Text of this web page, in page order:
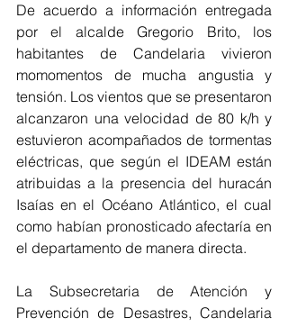
De acuerdo a información entregada
por el alcalde Gregorio Brito, los
habitantes de Candelaria vivieron
momomentos de mucha angustia y
tensión. Los vientos que se presentaron
alcanzaron una velocidad de 80 k/h y
estuvieron acompañados de tormentas
eléctricas, que según el IDEAM están
atribuidas a la presencia del huracán
Isaías en el Océano Atlántico, el cual
como habían pronosticado afectaría en
el departamento de manera directa.
La Subsecretaria de Atención y
Prevención de Desastres, Candelaria